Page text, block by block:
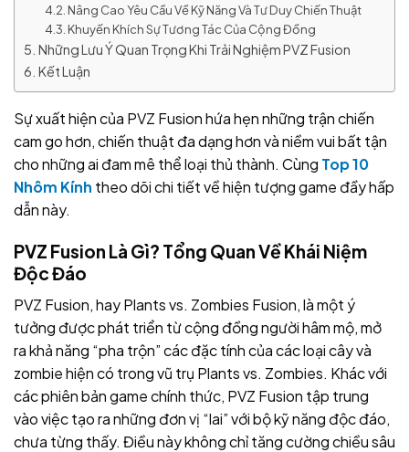
Nâng Cao Yêu Cầu Về Kỹ Năng Và Tư Duy Chiến Thuật
Khuyến Khích Sự Tương Tác Của Cộng Đồng
Những Lưu Ý Quan Trọng Khi Trải Nghiệm PVZ Fusion
Kết Luận
Sự xuất hiện của PVZ Fusion hứa hẹn những trận chiến
cam go hơn, chiến thuật đa dạng hơn và niềm vui bất tận
cho những ai đam mê thể loại thủ thành. Cùng Top 10
Nhôm Kính theo dõi chi tiết về hiện tượng game đầy hấp
dẫn này.
PVZ Fusion Là Gì? Tổng Quan Về Khái Niệm
Độc Đáo
PVZ Fusion, hay Plants vs. Zombies Fusion, là một ý
tưởng được phát triển từ cộng đồng người hâm mộ, mở
ra khả năng “pha trộn” các đặc tính của các loại cây và
zombie hiện có trong vũ trụ Plants vs. Zombies. Khác với
các phiên bản game chính thức, PVZ Fusion tập trung
vào việc tạo ra những đơn vị “lai” với bộ kỹ năng độc đáo,
chưa từng thấy. Điều này không chỉ tăng cường chiều sâu